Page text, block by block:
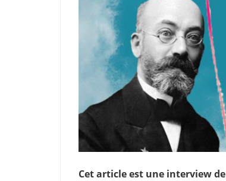
Cet article est une interview de